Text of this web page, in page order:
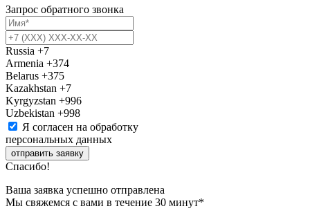
Запрос обратного звонка
Russia +7
Armenia +374
Belarus +375
Kazakhstan +7
Kyrgyzstan +996
Uzbekistan +998
Я согласен на обработку
персональных данных
отправить заявку
Спасибо!
Ваша заявка успешно отправлена
Мы свяжемся с вами в течение 30 минут*